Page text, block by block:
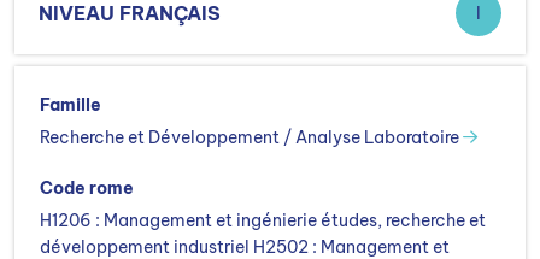
NIVEAU FRANÇAIS I
Famille
Recherche et Développement / Analyse Laboratoire
Code rome
H1206 : Management et ingénierie études, recherche et
développement industriel H2502 : Management et